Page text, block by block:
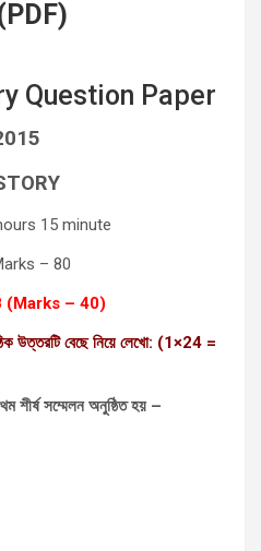
Question Paper
15 minute
– 80
(Marks – 40)
উত্তরটি বেছে নিয়ে লেখো: (1×24 =
সম্মেলন অনুষ্ঠিত হয় –